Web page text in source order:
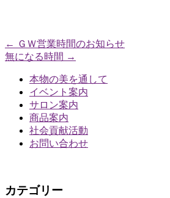
← ＧＷ営業時間のお知らせ
無になる時間 →
本物の美を通して
イベント案内
サロン案内
商品案内
社会貢献活動
お問い合わせ
カテゴリー